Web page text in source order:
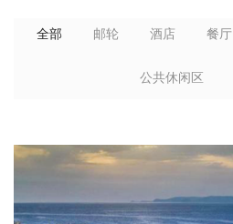
全部 邮轮 酒店 餐厅
公共休闲区